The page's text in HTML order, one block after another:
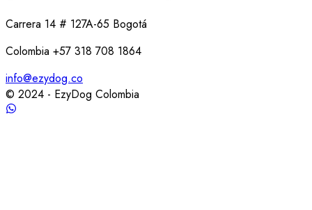
Carrera 14 # 127A-65 Bogotá
Colombia +57 318 708 1864
info@ezydog.co
© 2024 - EzyDog Colombia